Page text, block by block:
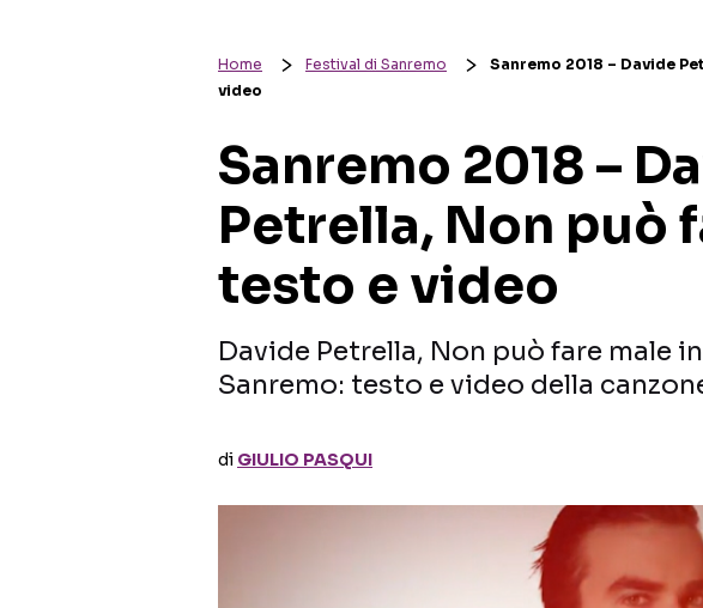
Home Festival di Sanremo
Sanremo 2018 – Davide
video
Sanremo 2018 –
Petrella, Non può
testo e video
Davide Petrella, Non può fare male
Sanremo: testo e video della
di GIULIO PASQUI